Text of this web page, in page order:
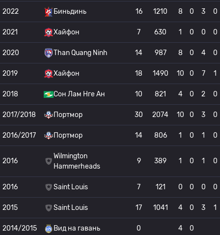
2022 Биньдинь 16 1210 8 0 3 0
2021 Хайфон 7 630 1 0 0 0
2020 Than Quang Ninh 14 987 8 0 4 0
2019 Хайфон 18 1490 10 0 7 1
2018 Сон Лам Нге Ан 10 821 4 0 2 0
2017/2018 Портмор 30 2074 10 0 3 0
2016/2017 Портмор 14 806 1 0 1 0
2016
Wilmington
Hammerheads
9 389 1 0 1 0
2016 Saint Louis 7 121 0 0 0 0
2015 Saint Louis 17 1041 4 0 3 1
2014/2015 Вид на гавань 0 4 0